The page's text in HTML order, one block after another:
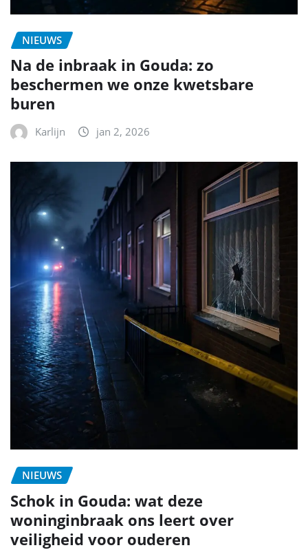
NIEUWS
Na de inbraak in Gouda: zo
beschermen we onze kwetsbare
buren
Karlijn jan 2, 2026
NIEUWS
Schok in Gouda: wat deze
woninginbraak ons leert over
veiligheid voor ouderen